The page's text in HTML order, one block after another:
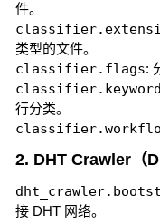
件。
类型的文件。
classifier.flags:
行分类。
2. DHT Crawler（
接 DHT 网络。